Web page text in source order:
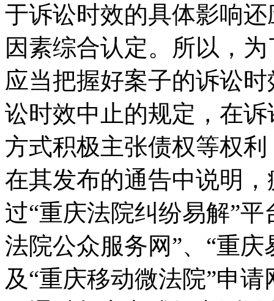
于诉讼时效的具体影响
因素综合认定。所以，
应当把握好案子的诉讼
讼时效中止的规定，在
方式积极主张债权等权
在其发布的通告中说明
过“重庆法院纠纷易解”
法院公众服务网”、“重庆
及“重庆移动微法院”申